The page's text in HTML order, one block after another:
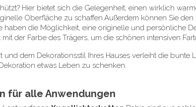
Hier bietet sich die Gelegenheit, einen wirklich
Oberfläche zu schaffen.Außerdem können Sie
haben die Möglichkeit, eine originelle und
der Farbe des Trägers, um die schönen intensiven
dem Dekorationsstil Ihres Hauses verleiht die
etwas Leben zu schenken.
für alle Anwendungen